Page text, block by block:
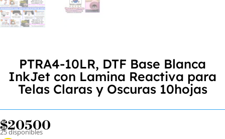
PTRA4-10LR, DTF Base Blanca
InkJet con Lamina Reactiva para
Telas Claras y Oscuras 10hojas
$20500
25 disponibles